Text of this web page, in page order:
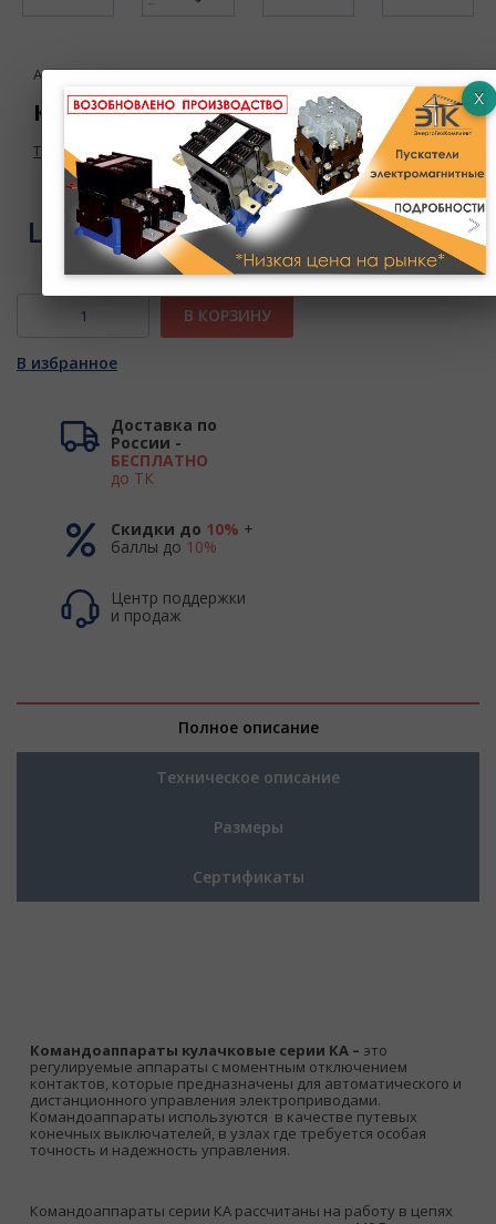
Артикул : 00000003740
Командоаппарат КА-4168-4У2 (1:20)
Товар в наличии
Цена:0 руб.
В КОРЗИНУ
В избранное
Доставка по
России -
БЕСПЛАТНО
до ТК
Скидки до 10% +
баллы до 10%
Центр поддержки
и продаж
Полное описание
Техническое описание
Размеры
Сертификаты
Командоаппараты кулачковые серии КА – это
регулируемые аппараты с моментным отключением
контактов, которые предназначены для автоматического и
дистанционного управления электроприводами.
Командоаппараты используются в качестве путевых
конечных выключателей, в узлах где требуется особая
точность и надежность управления.
Командоаппараты серии КА рассчитаны на работу в цепях